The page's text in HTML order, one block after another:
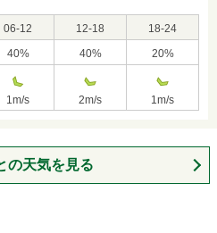
06-12 12-18
18-24
40% 40% 20%
1m/s 2m/s 1m/s
の天気を見る